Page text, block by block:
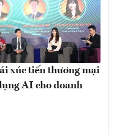
xúc tiến thương mại
AI cho doanh